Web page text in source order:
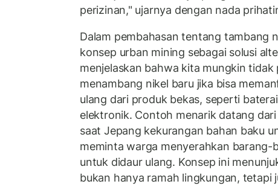
perizinan," ujarnya dengan nada
Dalam pembahasan tentang tambang
konsep urban mining sebagai solusi
menjelaskan bahwa kita mungkin tidak
menambang nikel baru jika bisa
ulang dari produk bekas, seperti
elektronik. Contoh menarik datang dari
saat Jepang kekurangan bahan baku
meminta warga menyerahkan barang-
untuk didaur ulang. Konsep ini
bukan hanya ramah lingkungan, tetapi